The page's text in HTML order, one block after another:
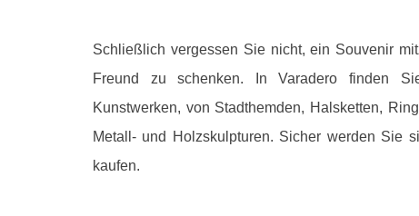
Schließlich vergessen Sie nicht, ein Souvenir
Freund zu schenken. In Varadero finden
Kunstwerken, von Stadthemden, Halsketten,
Metall- und Holzskulpturen. Sicher werden Sie
kaufen.